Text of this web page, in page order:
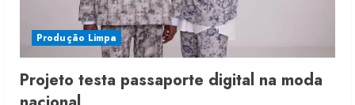
Produção Limpa
Projeto testa passaporte digital na moda